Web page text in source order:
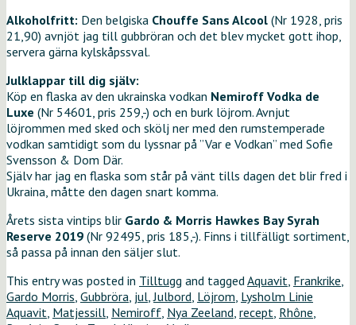
Alkoholfritt: Den belgiska Chouffe Sans Alcool (Nr 1928, pris
21,90) avnjöt jag till gubbröran och det blev mycket gott ihop,
servera gärna kylskåpssval.
Julklappar till dig själv:
Köp en flaska av den ukrainska vodkan Nemiroff Vodka de
Luxe (Nr 54601, pris 259,-) och en burk löjrom. Avnjut
löjrommen med sked och skölj ner med den rumstemperade
vodkan samtidigt som du lyssnar på ”Var e Vodkan” med Sofie
Svensson & Dom Där.
Själv har jag en flaska som står på vänt tills dagen det blir fred i
Ukraina, måtte den dagen snart komma.
Årets sista vintips blir Gardo & Morris Hawkes Bay Syrah
Reserve 2019 (Nr 92495, pris 185,-). Finns i tillfälligt sortiment,
så passa på innan den säljer slut.
This entry was posted in Tilltugg and tagged Aquavit Frankrike
Gardo Morris Gubbröra jul ,Julbord Löjrom Lysholm Linie
Aquavit Matjessill Nemiroff Nya Zeeland recept Rhône